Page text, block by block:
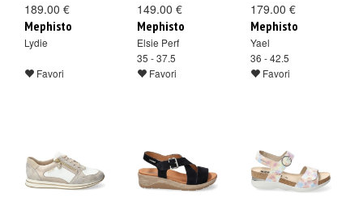
189.00 €
Mephisto
Lydie
Favori
149.00 €
Mephisto
Elsie Perf
35 - 37.5
Favori
179.00 €
Mephisto
Yael
36 - 42.5
Favori